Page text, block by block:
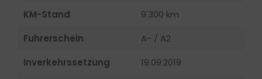
KM-Stand
9'300 km
Fuhrerschein
A- / A2
Inverkehrssetzung
19.09.2019